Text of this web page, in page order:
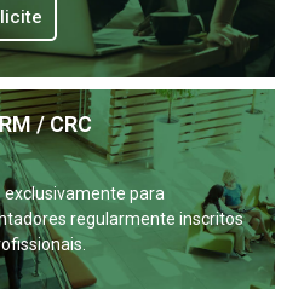
/ CRC
para
regularmente inscritos